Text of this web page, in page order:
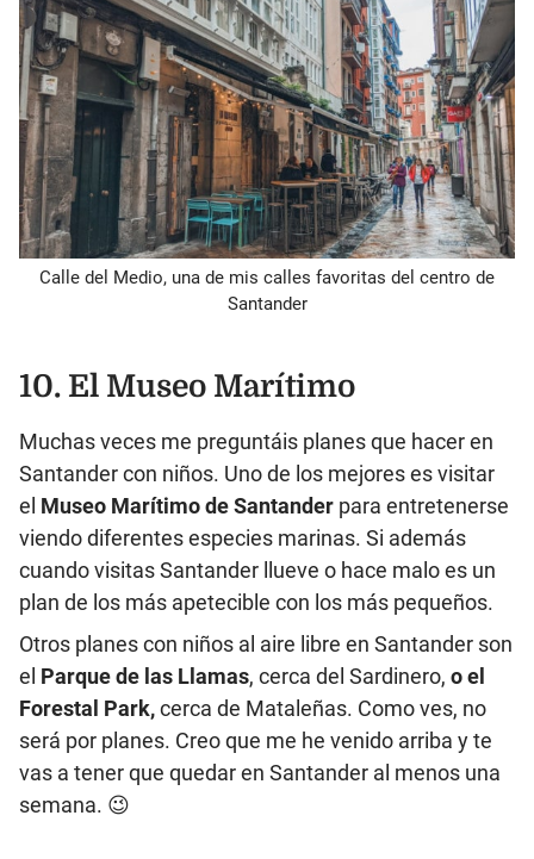
Calle del Medio, una de mis calles favoritas del centro de
Santander
10. El Museo Marítimo
Muchas veces me preguntáis planes que hacer en
Santander con niños. Uno de los mejores es visitar
el Museo Marítimo de Santander para entretenerse
viendo diferentes especies marinas. Si además
cuando visitas Santander llueve o hace malo es un
plan de los más apetecible con los más pequeños.
Otros planes con niños al aire libre en Santander son
el Parque de las Llamas, cerca del Sardinero, o el
Forestal Park,cerca de Mataleñas. Como ves, no
será por planes. Creo que me he venido arriba y te
vas a tener que quedar en Santander al menos una
semana. 😉